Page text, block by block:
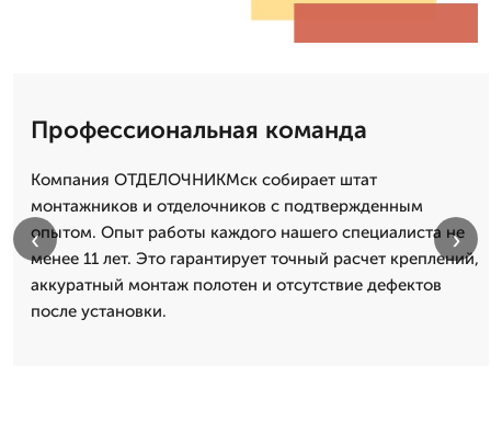
Профессиональная команда
Компания ОТДЕЛОЧНИКМск собирает штат
монтажников и отделочников с подтвержденным
опытом. Опыт работы каждого нашего специалиста не
менее 11 лет. Это гарантирует точный расчет креплений,
аккуратный монтаж полотен и отсутствие дефектов
после установки.
‹ ›